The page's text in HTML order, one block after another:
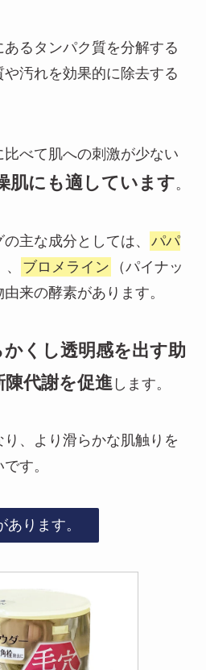
るタンパク質を分解する
汚れを効果的に除去する
べて肌への刺激が少ない
肌にも適しています。
主な成分としては、
パパ
ブロメライン
（パイナッ
来の酵素があります。
かくし透明感を出す助
代謝を促進 します。
、より滑らかな肌触りを
す。
ります。